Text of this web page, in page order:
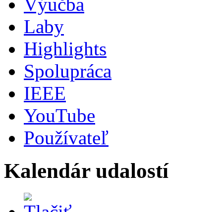
Laby
Highlights
Spolupráca
IEEE
YouTube
Používateľ
Kalendár udalostí